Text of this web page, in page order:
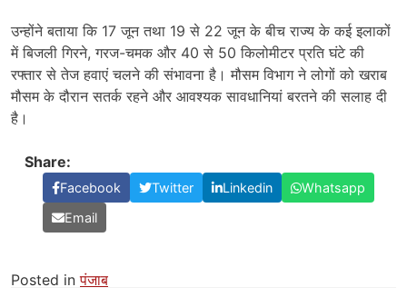
उन्होंने बताया कि 17 जून तथा 19 से 22 जून के बीच राज्य के कई इलाकों
में बिजली गिरने, गरज-चमक और 40 से 50 किलोमीटर प्रति घंटे की
रफ्तार से तेज हवाएं चलने की संभावना है। मौसम विभाग ने लोगों को खराब
मौसम के दौरान सतर्क रहने और आवश्यक सावधानियां बरतने की सलाह दी
है।
Share:
Facebook Twitter Linkedin
Whatsapp
Email
Posted inपंजाब